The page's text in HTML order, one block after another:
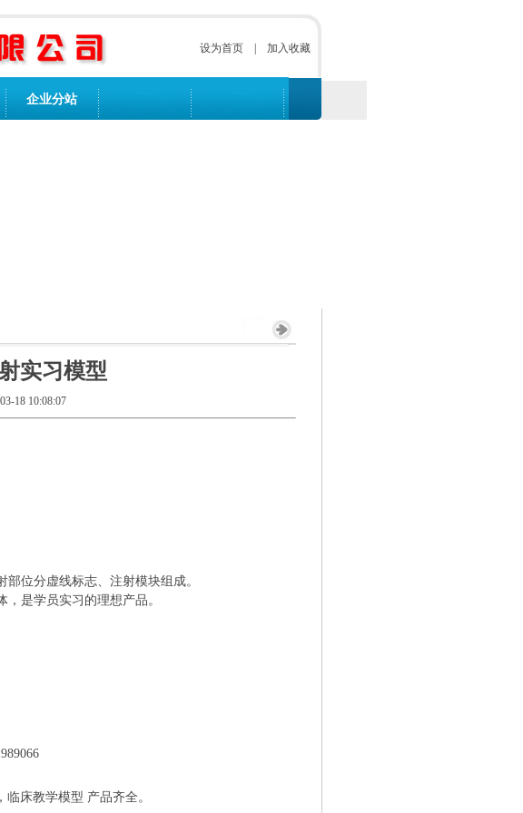
设为首页 加入收藏
企业分站
实习模型
18 10:08:07
位分虚线标志、注射模块组成。
是学员实习的理想产品。
床教学模型 产品齐全。